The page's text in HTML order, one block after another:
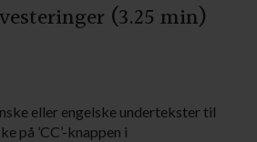
(3.25 min)
eller engelske undertekster til
på ’CC’-knappen i